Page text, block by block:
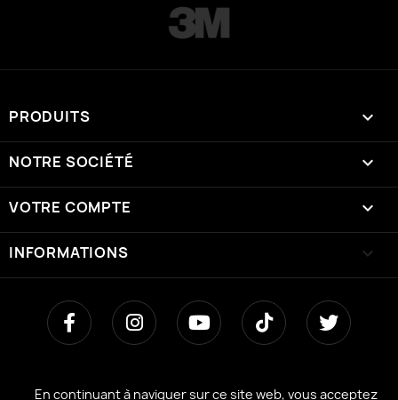
En continuant à naviguer sur ce site web, vous acceptez
PRODUITS 
NOTRE SOCIÉTÉ 
VOTRE COMPTE 
INFORMATIONS keyboard_arrow_down
En continuant à naviguer sur ce site web, vous acceptez